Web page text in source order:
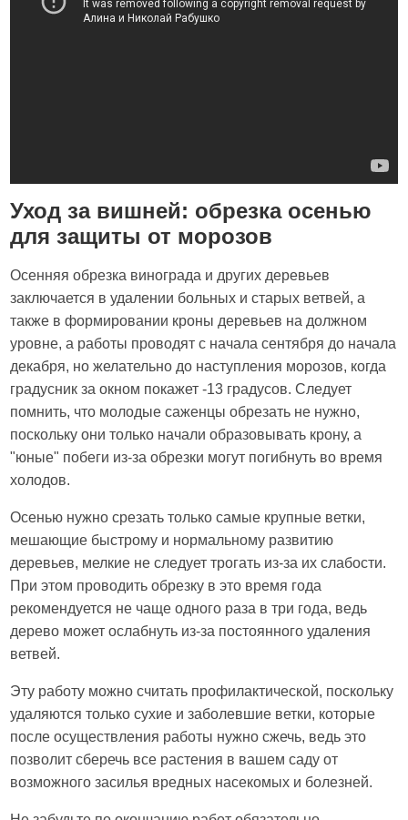
Уход за вишней: обрезка осенью
для защиты от морозов
Осенняя обрезка винограда и других деревьев
заключается в удалении больных и старых ветвей, а
также в формировании кроны деревьев на должном
уровне, а работы проводят с начала сентября до начала
декабря, но желательно до наступления морозов, когда
градусник за окном покажет -13 градусов. Следует
помнить, что молодые саженцы обрезать не нужно,
поскольку они только начали образовывать крону, а
"юные" побеги из-за обрезки могут погибнуть во время
холодов.
Осенью нужно срезать только самые крупные ветки,
мешающие быстрому и нормальному развитию
деревьев, мелкие не следует трогать из-за их слабости.
При этом проводить обрезку в это время года
рекомендуется не чаще одного раза в три года, ведь
дерево может ослабнуть из-за постоянного удаления
ветвей.
Эту работу можно считать профилактической, поскольку
удаляются только сухие и заболевшие ветки, которые
после осуществления работы нужно сжечь, ведь это
позволит сберечь все растения в вашем саду от
возможного засилья вредных насекомых и болезней.